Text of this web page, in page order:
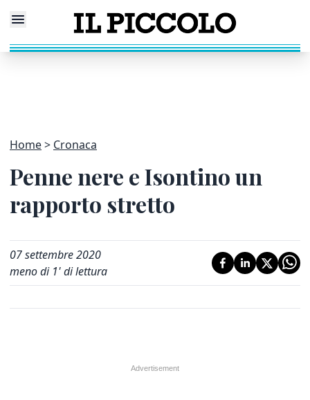
Home Cronaca
Penne nere e Isontino un
rapporto stretto
07 settembre 2020
meno di 1' di lettura